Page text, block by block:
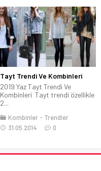
Tayt Trendi Ve Kombinleri
2019 Yaz Tayt Trendi Ve
Kombinleri Tayt trendi özellikle
2...
Kombinler
Trendler
31.05.2014
0